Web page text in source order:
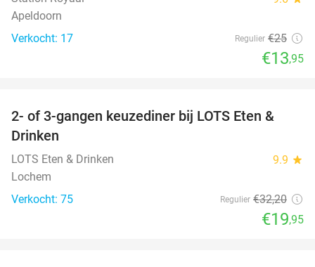
Apeldoorn
Verkocht: 17
Regulier €25
€13,95
38%
2- of 3-gangen keuzediner bij LOTS Eten &
Drinken
LOTS Eten & Drinken 9.9 star
Lochem
Verkocht: 75
Regulier €32,20
€19,95